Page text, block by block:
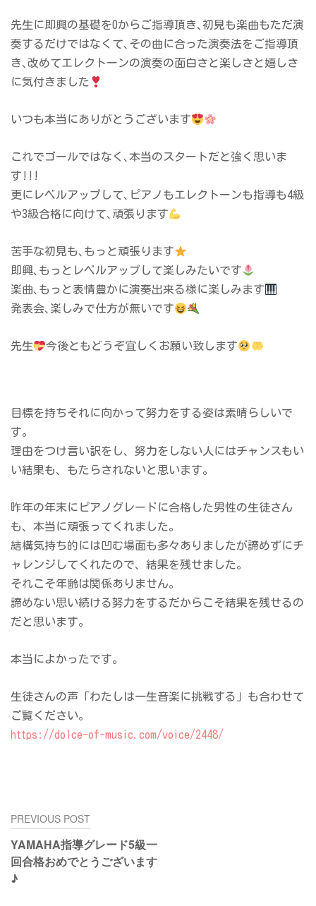
先生に即興の基礎を0からご指導頂き､初見も楽曲もただ演
奏するだけではなくて､その曲に合った演奏法をご指導頂
き､改めてエレクトーンの演奏の面白さと楽しさと嬉しさ
に気付きました
いつも本当にありがとうございます
これでゴールではなく､本当のスタートだと強く思いま
す!!!
更にレベルアップして､ピアノもエレクトーンも指導も4級
や3級合格に向けて､頑張ります
苦手な初見も､もっと頑張ります
即興､もっとレベルアップして楽しみたいです
楽曲､もっと表情豊かに演奏出来る様に楽しみます
発表会､楽しみで仕方が無いです
先生 今後ともどうぞ宜しくお願い致します
目標を持ちそれに向かって努力をする姿は素晴らしいで
す。
理由をつけ言い訳をし、努力をしない人にはチャンスもい
い結果も、もたらされないと思います。
昨年の年末にピアノグレードに合格した男性の生徒さん
も、本当に頑張ってくれました。
結構気持ち的には凹む場面も多々ありましたが諦めずにチ
ャレンジしてくれたので、結果を残せました。
それこそ年齢は関係ありません。
諦めない思い続ける努力をするだからこそ結果を残せるの
だと思います。
本当によかったです。
生徒さんの声「わたしは一生音楽に挑戦する」も合わせて
ご覧ください。
https://dolce-of-music.com/voice/2448/
投
稿
ナ
ビ
ゲ
PREVIOUS POST
YAMAHA指導グレード5級一
回合格おめでとうございます
♪